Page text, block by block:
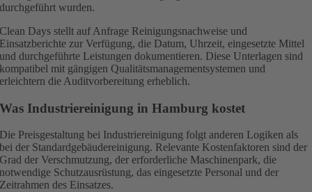
durchgeführt wurden.
Clean Days stellt auf Anfrage Reinigungsnachweise und
Einsatzberichte zur Verfügung, die Datum, Uhrzeit, eingesetzte Mittel
und durchgeführte Leistungen dokumentieren. Diese Unterlagen sind
kompatibel mit gängigen Qualitätsmanagementsystemen und
erleichtern die Auditvorbereitung erheblich.
Was Industriereinigung in Hamburg kostet
Die Preisgestaltung bei Industriereinigung folgt anderen Logiken als
bei der Standardgebäudereinigung. Relevante Kostenfaktoren sind der
Grad der Verschmutzung, der erforderliche Maschinenpark, die
notwendige Schutzausrüstung, das eingesetzte Personal und der
Zeitrahmen des Einsatzes.